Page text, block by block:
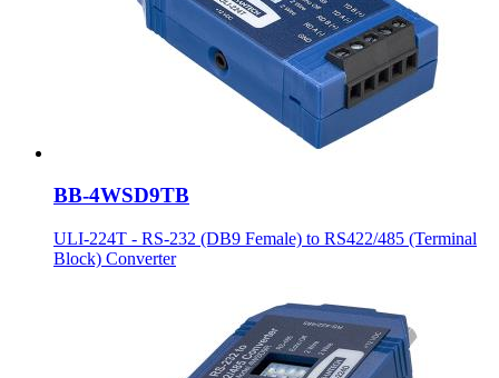
BB-4WSD9TB
ULI-224T - RS-232 (DB9 Female) to RS422/485 (Terminal
Block) Converter